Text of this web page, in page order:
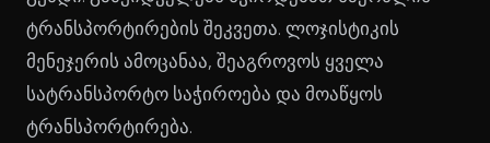
ტრანსპორტირების შეკვეთა. ლოჯისტიკის
მენეჯერის ამოცანაა, შეაგროვოს ყველა
სატრანსპორტო საჭიროება და მოაწყოს
ტრანსპორტირება.